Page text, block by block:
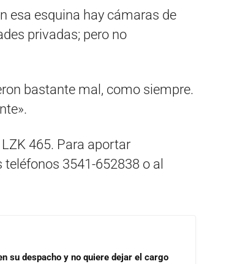
esa esquina hay cámaras de
privadas; pero no
bastante mal, como siempre.
465. Para aportar
3541-652838 o al
su despacho y no quiere dejar el cargo